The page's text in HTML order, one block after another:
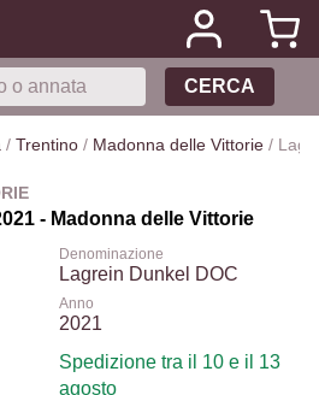
CERCA
/ Trentino / Madonna delle Vittorie /
- Madonna delle Vittorie
Denominazione
Lagrein Dunkel DOC
Anno
2021
Spedizione tra il 10 e il 13
agosto